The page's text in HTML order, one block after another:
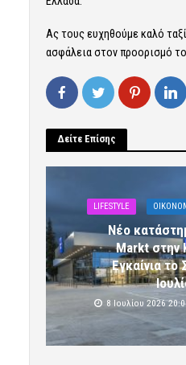
Ας τους ευχηθούμε καλό
ασφάλεια στον προορισμό
Δείτε Επίσης
LIFESTYLE
Νέο
Markt στην
Εγκαίνια
8 Ιουλίου 2026